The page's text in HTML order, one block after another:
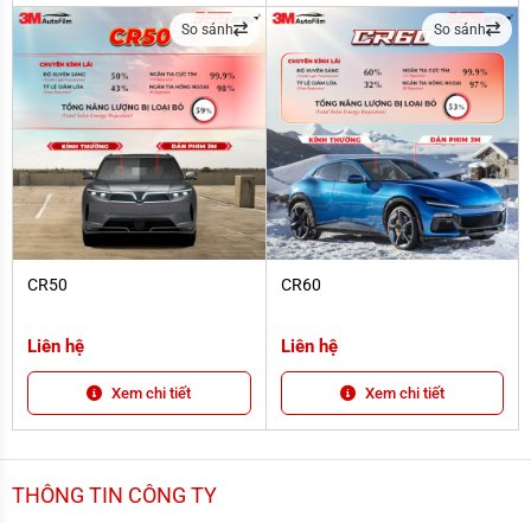
So sánh
CR50
Liên hệ
Xem chi tiết
So sánh
CR60
Liên hệ
Xem chi tiết
THÔNG TIN CÔNG TY